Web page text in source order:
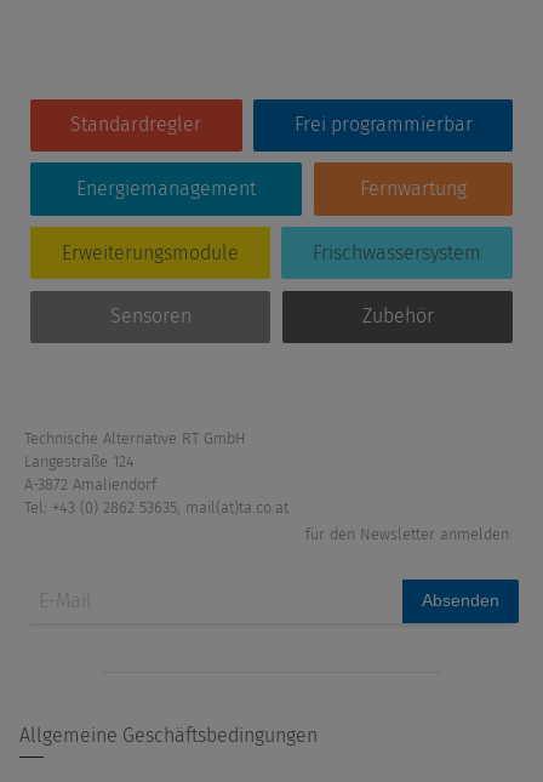
Standardregler Frei programmierbar
Energiemanagement Fernwartung
Erweiterungsmodule Frischwassersystem
Sensoren Zubehör
Technische Alternative RT GmbH
Langestraße 124
A-3872 Amaliendorf
Tel: +43 (0) 2862 53635 mail(at)ta.co.at
für den Newsletter anmelden:
Absenden
Allgemeine Geschäftsbedingungen